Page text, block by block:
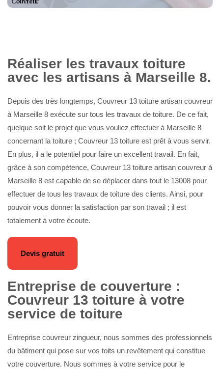
Réaliser les travaux toiture
avec les artisans à Marseille 8.
Depuis des très longtemps, Couvreur 13 toiture artisan couvreur
à Marseille 8 exécute sur tous les travaux de toiture. De ce fait,
quelque soit le projet que vous vouliez effectuer à Marseille 8
concernant la toiture ; Couvreur 13 toiture est prêt à vous servir.
En plus, il a le potentiel pour faire un excellent travail. En fait,
grâce à son compétence, Couvreur 13 toiture artisan couvreur à
Marseille 8 est capable de se déplacer dans tout le 13008 pour
effectuer de tous les travaux de toiture des clients. Ainsi, pour
pouvoir vous donner la satisfaction par son travail ; il est
totalement à votre écoute.
Devis gratuit
Entreprise de couverture :
Couvreur 13 toiture à votre
service de toiture
Entreprise couvreur zingueur, nous sommes des professionnels
du bâtiment qui pose sur vos toits un revêtement qui constitue
votre couverture. Nous sommes à votre service pour le